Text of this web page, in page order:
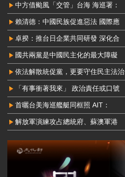
中方借颱風「交管」台海 海巡署：
賴清德：中國民族促進惡法 國際應
卓揆：推台日企業共同研發 深化合
國共兩黨是中國民主化的最大障礙
依法解散統促黨，更要守住民主法治
「有事衝著我來」 政治責任或口號
首曬台美海巡艦艇同框照 AIT：
解放軍演練攻占總統府、蘇澳軍港